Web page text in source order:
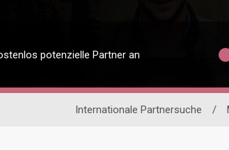
potenzielle Partner an
Internationale Partnersuche /